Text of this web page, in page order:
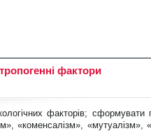
фактори
факторів;
«коменсалізм», «мутуалізм»,